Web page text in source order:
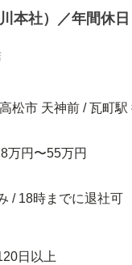
本社）／年間休
松市 天神前 / 瓦町駅
万円〜55万円
/ 18時までに退社可
日以上